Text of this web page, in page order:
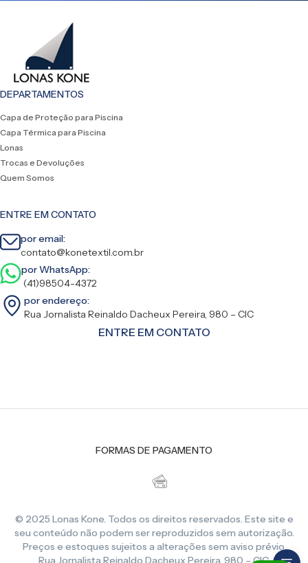
DEPARTAMENTOS
Capa de Proteção para Piscina
Capa Térmica para Piscina
Lonas
Trocas e Devoluções
Quem Somos
ENTRE EM CONTATO
por email:
contato@konetextil.com.br
por WhatsApp:
(41)98504-4372
por endereço:
Rua Jornalista Reinaldo Dacheux Pereira, 980 – CIC
ENTRE EM CONTATO
FORMAS DE PAGAMENTO
© 2025 Lonas Kone. Todos os direitos reservados. Este site e
seu conteúdo não podem ser reproduzidos sem autorização.
Preços e estoques sujeitos a alterações sem aviso prévio.
Rua Jornalista Reinaldo Dacheux Pereira, 980 – CIC,